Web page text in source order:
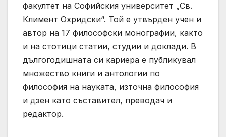
факултет на Софийския университет „Св.
Климент Охридски“. Той е утвърден учен и
автор на 17 философски монографии, както
и на стотици статии, студии и доклади. В
дългогодишната си кариера е публикувал
множество книги и антологии по
философия на науката, източна философия
и дзен като съставител, преводач и
редактор.